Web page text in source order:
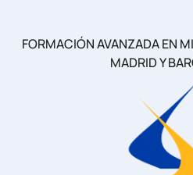
FORMACIÓN AVANZADA EN
MADRID Y